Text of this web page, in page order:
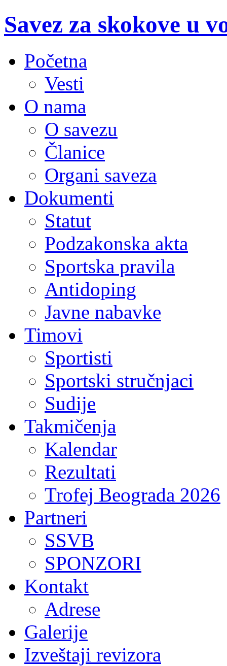
Savez za skokove u
Početna
Vesti
O nama
O savezu
Članice
Organi saveza
Dokumenti
Statut
Podzakonska akta
Sportska pravila
Antidoping
Javne nabavke
Timovi
Sportisti
Sportski stručnjaci
Sudije
Takmičenja
Kalendar
Rezultati
Trofej Beograda 2026
Partneri
SSVB
SPONZORI
Kontakt
Adrese
Galerije
Izveštaji revizora